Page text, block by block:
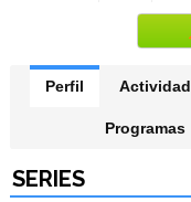
Perfil Actividad
Programas
SERIES